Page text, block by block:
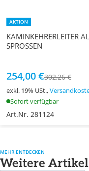
AKTION
KAMINKEHRERLEITER
SPROSSEN
254,00 €302,26 €
exkl. 19% USt.,
Sofort verfügbar
Art.Nr. 281124
MEHR ENTDECKEN
Weitere Artikel